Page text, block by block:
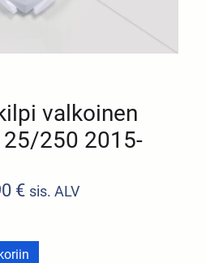
valkoinen
250 2015-
€ sis. ALV